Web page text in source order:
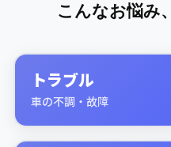
こんなお悩み
トラブル
車の不調・故障